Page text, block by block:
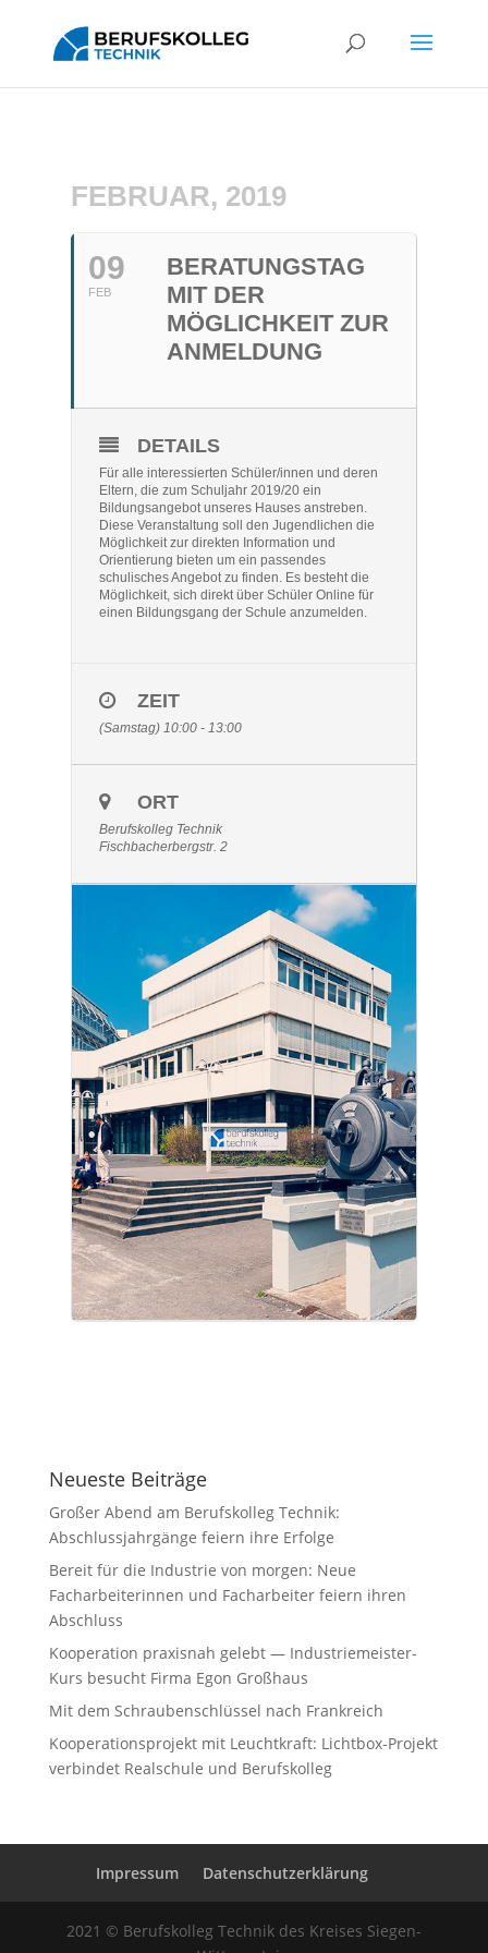
FEBRUAR, 2019
09
FEB
BERATUNGSTAG
MIT DER
MÖGLICHKEIT ZUR
ANMELDUNG
DETAILS
Für alle interessierten Schüler/innen und deren
Eltern, die zum Schuljahr 2019/20 ein
Bildungsangebot unseres Hauses anstreben.
Diese Veranstaltung soll den Jugendlichen die
Möglichkeit zur direkten Information und
Orientierung bieten um ein passendes
schulisches Angebot zu finden. Es besteht die
Möglichkeit, sich direkt über Schüler Online für
einen Bildungsgang der Schule anzumelden.
ZEIT
(Samstag) 10:00 - 13:00
ORT
Berufskolleg Technik
Fischbacherbergstr. 2
Neueste Beiträge
Großer Abend am Berufskolleg Technik:
Abschlussjahrgänge feiern ihre Erfolge
Bereit für die Industrie von morgen: Neue
Facharbeiterinnen und Facharbeiter feiern ihren
Abschluss
Kooperation praxisnah gelebt — Industriemeister-
Kurs besucht Firma Egon Großhaus
Mit dem Schraubenschlüssel nach Frankreich
Kooperationsprojekt mit Leuchtkraft: Lichtbox-Projekt
verbindet Realschule und Berufskolleg
Impressum Datenschutzerklärung
2021 © Berufskolleg Technik des Kreises Siegen-